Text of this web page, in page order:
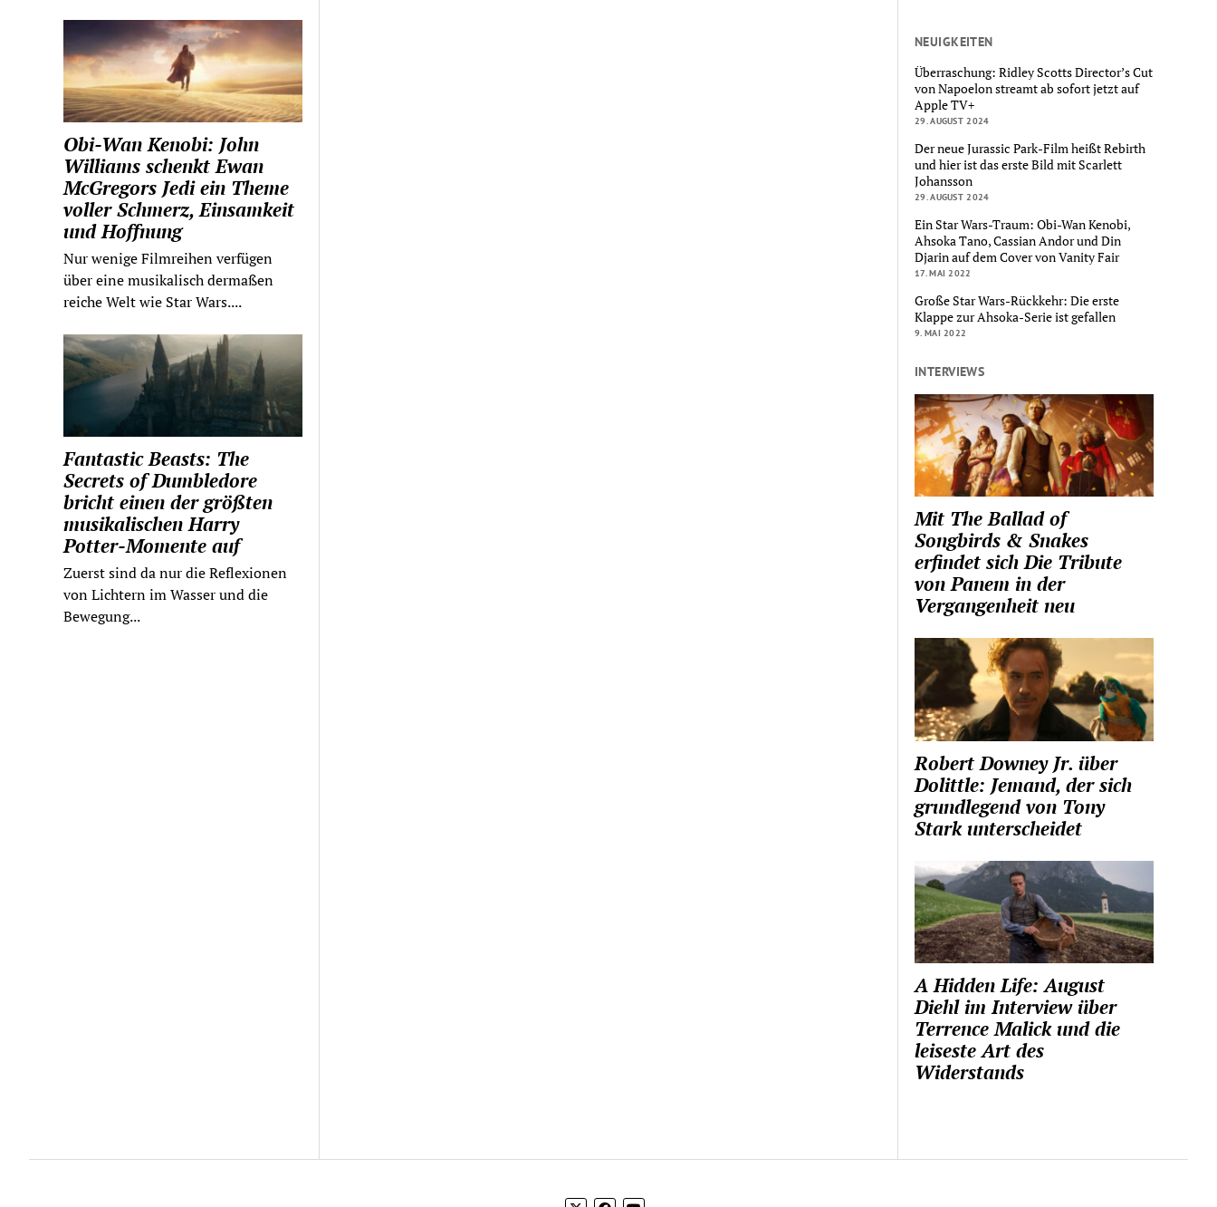
Obi-Wan Kenobi: John
Williams schenkt Ewan
McGregors Jedi ein Theme
voller Schmerz, Einsamkeit
und Hoffnung
Nur wenige Filmreihen verfügen
über eine musikalisch dermaßen
reiche Welt wie Star Wars....
Fantastic Beasts: The
Secrets of Dumbledore
bricht einen der größten
musikalischen Harry
Potter-Momente auf
Zuerst sind da nur die Reflexionen
von Lichtern im Wasser und die
Bewegung...
NEUIGKEITEN
Überraschung: Ridley Scotts Director’s Cut
von Napoelon streamt ab sofort jetzt auf
Apple TV+
29. AUGUST 2024
Der neue Jurassic Park-Film heißt Rebirth
und hier ist das erste Bild mit Scarlett
Johansson
29. AUGUST 2024
Ein Star Wars-Traum: Obi-Wan Kenobi,
Ahsoka Tano, Cassian Andor und Din
Djarin auf dem Cover von Vanity Fair
17. MAI 2022
Große Star Wars-Rückkehr: Die erste
Klappe zur Ahsoka-Serie ist gefallen
9. MAI 2022
INTERVIEWS
Mit The Ballad of
Songbirds & Snakes
erfindet sich Die Tribute
von Panem in der
Vergangenheit neu
Robert Downey Jr. über
Dolittle: Jemand, der sich
grundlegend von Tony
Stark unterscheidet
A Hidden Life: August
Diehl im Interview über
Terrence Malick und die
leiseste Art des
Widerstands